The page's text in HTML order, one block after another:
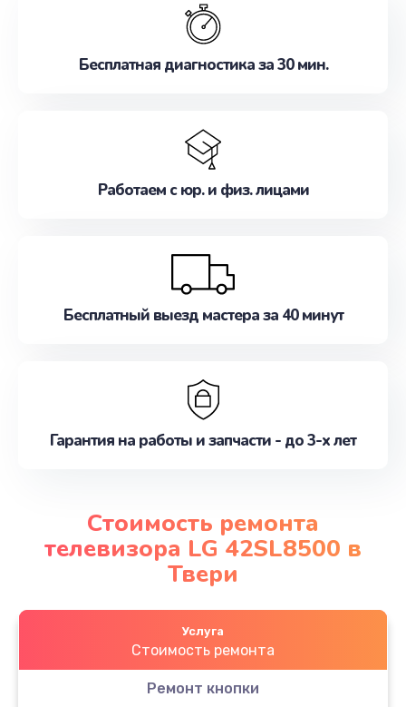
наилучшим образом. Не медлите записаться на
Бесплатная диагностика за 30 мин.
Работаем с юр. и физ. лицами
Бесплатный выезд мастера за 40 минут
Гарантия на работы и запчасти - до 3-х лет
Стоимость ремонта
телевизора LG 42SL8500 в
Твери
Услуга
Стоимость ремонта
Ремонт кнопки